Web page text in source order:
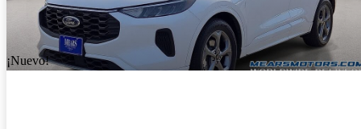
¡Nuevo!